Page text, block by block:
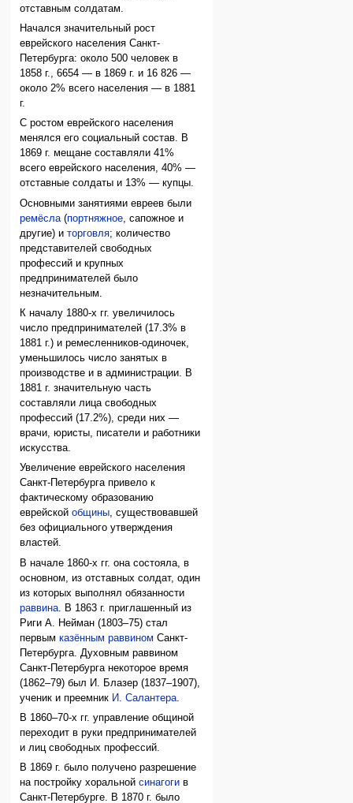
отставным солдатам.
Начался значительный рост
еврейского населения Санкт-
Петербурга: около 500 человек в
1858 г., 6654 — в 1869 г. и 16 826 —
около 2% всего населения — в 1881
г.
С ростом еврейского населения
менялся его социальный состав. В
1869 г. мещане составляли 41%
всего еврейского населения, 40% —
отставные солдаты и 13% — купцы.
Основными занятиями евреев были
ремёсла (портняжное , сапожное и
другие) иторговля; количество
представителей свободных
профессий и крупных
предпринимателей было
незначительным.
К началу 1880-х гг. увеличилось
число предпринимателей (17.3% в
1881 г.) и ремесленников-одиночек,
уменьшилось число занятых в
производстве и в администрации. В
1881 г. значительную часть
составляли лица свободных
профессий (17.2%), среди них —
врачи, юристы, писатели и работники
искусства.
Увеличение еврейского населения
Санкт-Петербурга привело к
фактическому образованию
еврейскойобщины, существовавшей
без официального утверждения
властей.
В начале 1860-х гг. она состояла, в
основном, из отставных солдат, один
из которых выполнял обязанности
раввина . В 1863 г. приглашенный из
Риги А. Нейман (1803–75) стал
первымказённым раввином Санкт-
Петербурга. Духовным раввином
Санкт-Петербурга некоторое время
(1862–79) был И. Блазер (1837–1907),
ученик и преемник И. Салантера
В 1860–70-х гг. управление общиной
переходит в руки предпринимателей
и лиц свободных профессий.
В 1869 г. было получено разрешение
на постройку хоральнойсинагоги в
Санкт-Петербурге. В 1870 г. было